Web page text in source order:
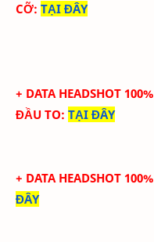
CỠ: TẠI ĐÂY
+ DATA HEADSHOT 100%
ĐẦU TO: TẠI ĐÂY
+ DATA HEADSHOT 100%
ĐÂY